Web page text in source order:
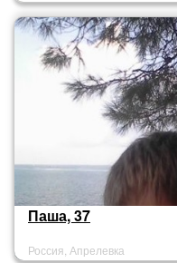
Паша, 37
Россия, Апрелевка